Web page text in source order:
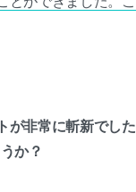
非常に斬新でした
か？